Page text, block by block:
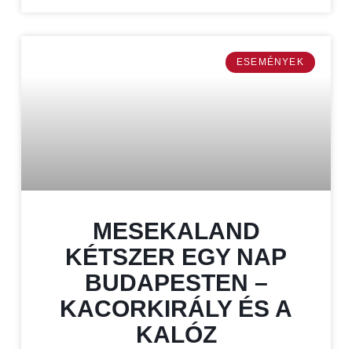
ESEMÉNYEK
MESEKALAND
KÉTSZER EGY NAP
BUDAPESTEN –
KACORKIRÁLY ÉS A
KALÓZ